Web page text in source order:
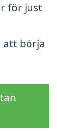
för just
att börja